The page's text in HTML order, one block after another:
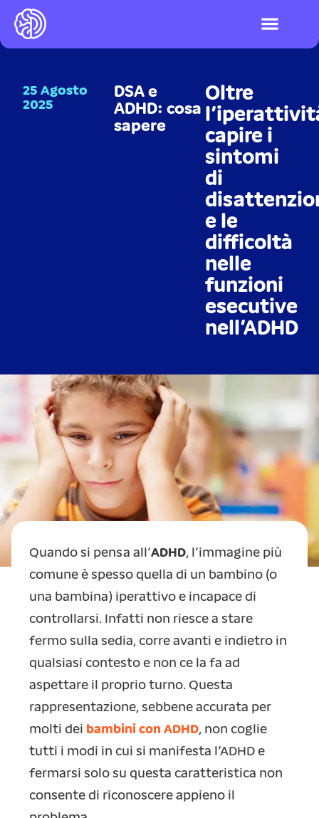
25 Agosto
2025
DSA e
ADHD: cosa
sapere
Oltre
capire i
sintomi
di
e le
difficoltà
nelle
funzioni
esecutive
nell’ADHD
Quando si pensa all’ADHD, l’immagine più
comune è spesso quella di un bambino (o
una bambina) iperattivo e incapace di
controllarsi. Infatti non riesce a stare
fermo sulla sedia, corre avanti e indietro in
qualsiasi contesto e non ce la fa ad
aspettare il proprio turno. Questa
rappresentazione, sebbene accurata per
molti dei bambini con ADHD, non coglie
tutti i modi in cui si manifesta l’ADHD e
fermarsi solo su questa caratteristica non
consente di riconoscere appieno il